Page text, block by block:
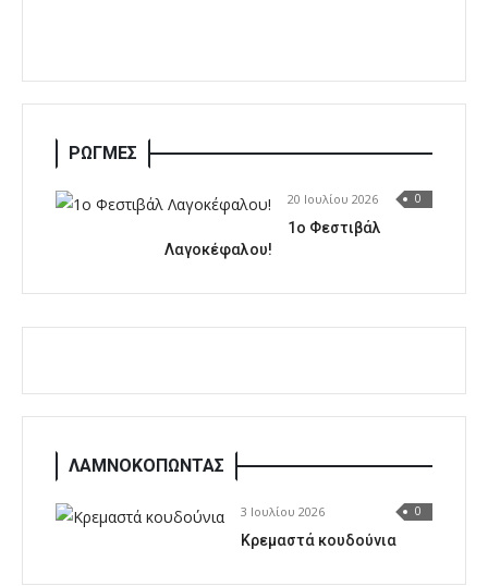
ΡΩΓΜΕΣ
20 Ιουλίου 2026 0
1o Φεστιβάλ
Λαγοκέφαλου!
ΛΑΜΝΟΚΟΠΩΝΤΑΣ
3 Ιουλίου 2026 0
Κρεμαστά κουδούνια